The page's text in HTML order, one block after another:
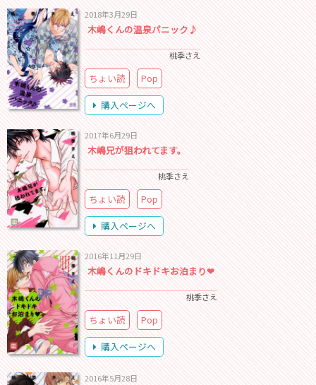
2018年3月29日
木嶋くんの温泉パニック♪
桃季さえ
ちょい読
Pop
購入ページへ
2017年6月29日
木嶋兄が狙われてます。
桃季さえ
ちょい読
Pop
購入ページへ
2016年11月29日
木嶋くんのドキドキお泊まり❤
桃季さえ
ちょい読
Pop
購入ページへ
2016年5月28日